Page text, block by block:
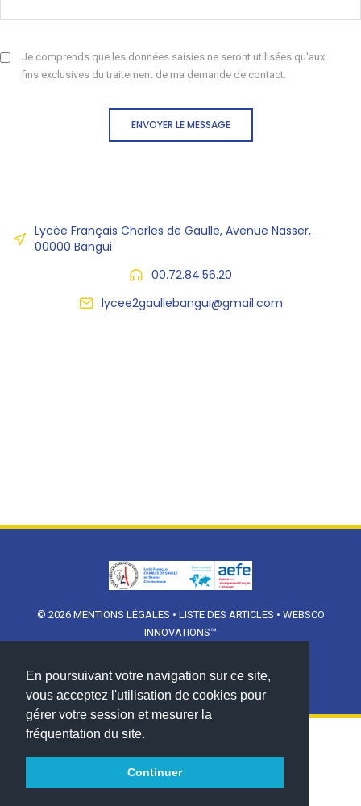
En poursuivant votre navigation sur ce site,
vous acceptez l'utilisation de cookies pour
gérer votre session et mesurer la
fréquentation du site.
Continuer
Je comprends que les données saisies ne seront utilisées qu'aux
fins exclusives du traitement de ma demande de contact.
ENVOYER LE MESSAGE
Lycée Français Charles de Gaulle, Avenue Nasser,
00000 Bangui
00.72.84.56.20
lycee2gaullebangui@gmail.com
© 2026 MENTIONS LÉGALES • LISTE DES ARTICLES • WEBSCO
INNOVATIONS™